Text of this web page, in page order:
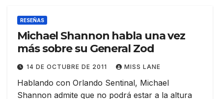
RESEÑAS
Michael Shannon habla una vez
más sobre su General Zod
14 DE OCTUBRE DE 2011 MISS LANE
Hablando con Orlando Sentinal, Michael
Shannon admite que no podrá estar a la altura